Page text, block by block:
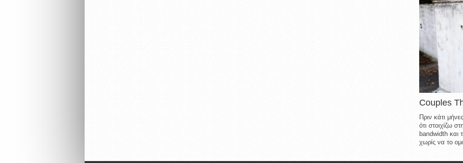
Couples
Πριν κάτι
ότι στοιχίζω
bandwidth και
χωρίς να το